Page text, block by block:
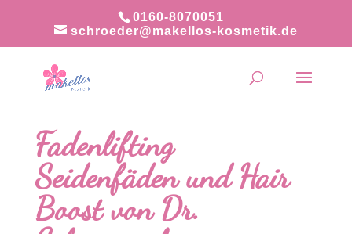
0160-8070051
schroeder@makellos-kosmetik.de
Fadenlifting
Seidenfäden und Hair
Boost von Dr.